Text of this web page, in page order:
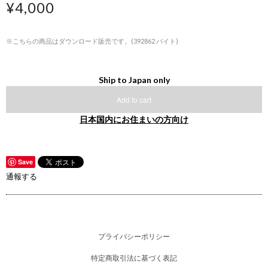
¥4,000
※こちらの商品はダウンロード販売です。(392862 バイト)
Ship to Japan only
Add to cart
日本国内にお住まいの方向け
Save
通報する
プライバシーポリシー
特定商取引法に基づく表記